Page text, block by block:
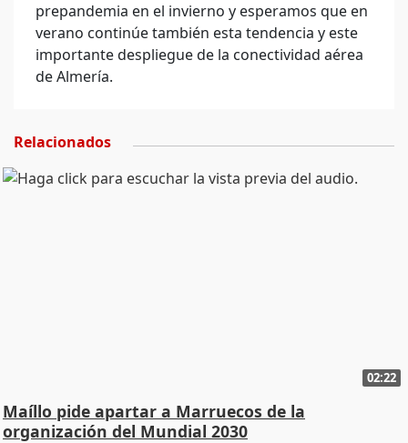
prepandemia en el invierno y esperamos que en
verano continúe también esta tendencia y este
importante despliegue de la conectividad aérea
de Almería.
Relacionados
02:22
Maíllo pide apartar a Marruecos de la
organización del Mundial 2030